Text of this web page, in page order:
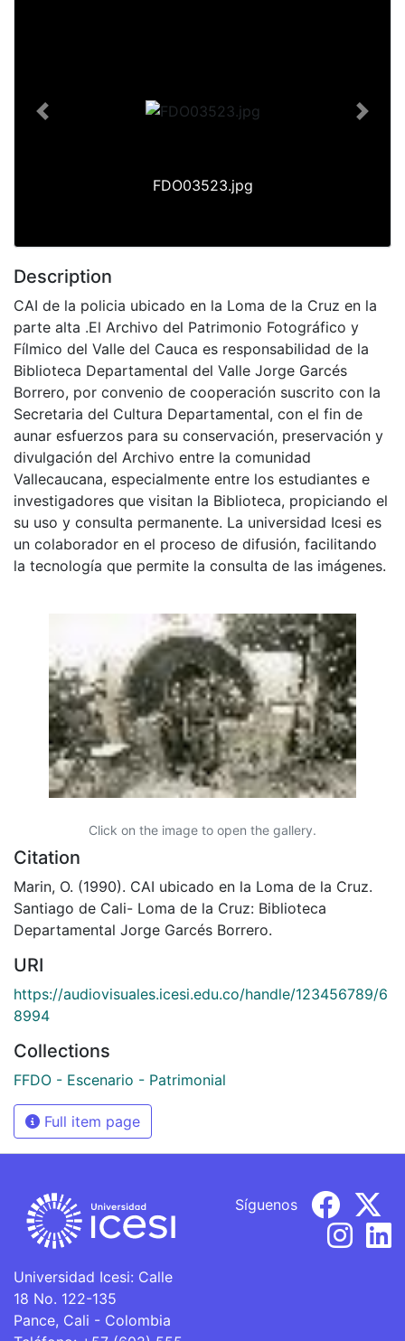
FDO03523.jpg
Previous Next
Description
CAI de la policia ubicado en la Loma de la Cruz en la
parte alta .El Archivo del Patrimonio Fotográfico y
Fílmico del Valle del Cauca es responsabilidad de la
Biblioteca Departamental del Valle Jorge Garcés
Borrero, por convenio de cooperación suscrito con la
Secretaria del Cultura Departamental, con el fin de
aunar esfuerzos para su conservación, preservación y
divulgación del Archivo entre la comunidad
Vallecaucana, especialmente entre los estudiantes e
investigadores que visitan la Biblioteca, propiciando el
su uso y consulta permanente. La universidad Icesi es
un colaborador en el proceso de difusión, facilitando
la tecnología que permite la consulta de las imágenes.
Click on the image to open the gallery.
Citation
Marin, O. (1990). CAI ubicado en la Loma de la Cruz.
Santiago de Cali- Loma de la Cruz: Biblioteca
Departamental Jorge Garcés Borrero.
URI
https://audiovisuales.icesi.edu.co/handle/123456789/6
8994
Collections
FFDO - Escenario - Patrimonial
Full item page
Universidad Icesi: Calle
18 No. 122-135
Pance, Cali - Colombia
Síguenos